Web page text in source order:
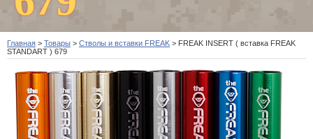
Главная > Товары > Стволы и вставки FREAK > FREAK INSERT ( вставка FREAK
STANDART ) 679